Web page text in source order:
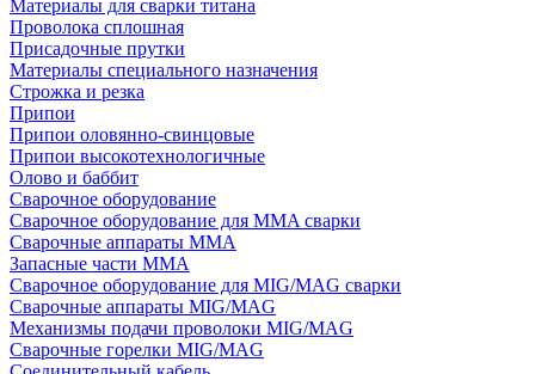
Материалы для сварки титана
Проволока сплошная
Присадочные прутки
Материалы специального назначения
Строжка и резка
Припои
Припои оловянно-свинцовые
Припои высокотехнологичные
Олово и баббит
Сварочное оборудование
Сварочное оборудование для MMA сварки
Сварочные аппараты MMA
Запасные части MMA
Сварочное оборудование для MIG/MAG сварки
Сварочные аппараты MIG/MAG
Механизмы подачи проволоки MIG/MAG
Сварочные горелки MIG/MAG